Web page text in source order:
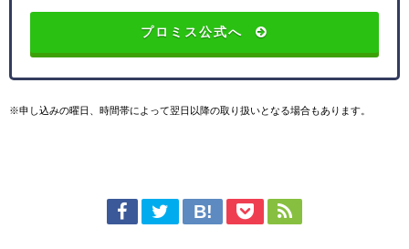
プロミス公式へ
※申し込みの曜日、時間帯によって翌日以降の取り扱いとなる場合もあります。